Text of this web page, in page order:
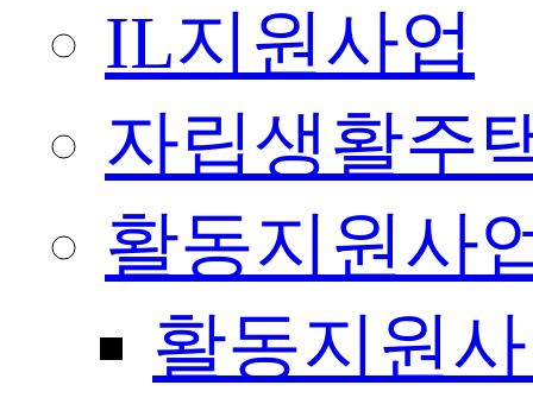
IL지원사업
자립생활주
활동지원사
활동지원